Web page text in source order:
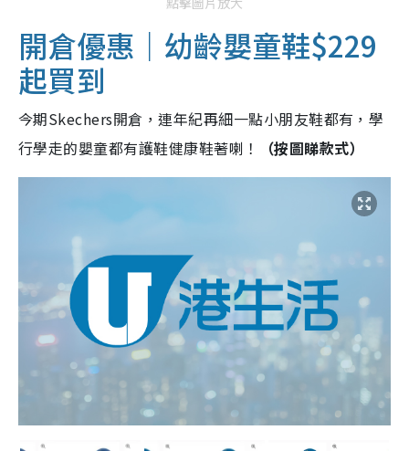
開倉優惠｜幼齡嬰童鞋$229
起買到
今期Skechers開倉，連年紀再細一點小朋友鞋都有，學
行學走的嬰童都有護鞋健康鞋著喇！
（按圖睇款式）